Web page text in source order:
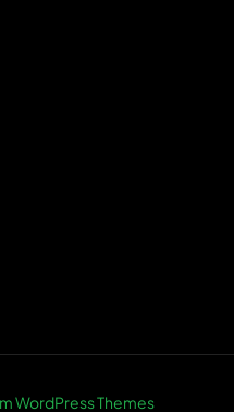
WordPress Themes